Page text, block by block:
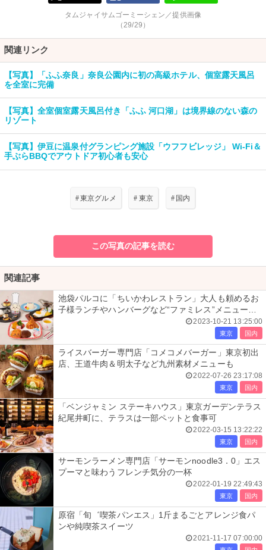
タムジャイサムゴーミーシェン／提供画像
（29/29）
関連リンク
【写真】「ふふ奈良」奈良公園内に初の高級ホテル、個室露天風呂
を全室に完備
【写真】全室個室露天風呂付き「ふふ 河口湖」は境界線のない森の
リゾート
【写真】伊豆に温泉付グランピング施設「ウフフビレッジ」 Wi-Fi＆
手ぶらBBQでアウトドア初心者も安心
#東京グルメ # 東京 # 国内
この写真の記事を読む
関連記事
池袋パルコに「ちいかわレストラン」大人も頼めるお
子様ランチやハンバーグなど“ファミレス”メニュー充
2023-10-21 13:25:00
東京 国内
ライスバーガー専門店「コメコメバーガー」東京初出
店、王道牛肉＆明太子など九州素材メニューも
2022-07-26 23:17:08
東京 国内
「ベンジャミン ステーキハウス」東京ガーデンテラス
紀尾井町に、テラスは一部ペットと食事可
2022-03-15 13:22:22
東京 国内
サーモンラーメン専門店「サーモンnoodle3．0」エス
プーマと味わうフレンチ気分の一杯
2022-01-19 22:49:43
東京 国内
原宿「旬゛喫茶パンエス」1斤まるごとアレンジ食パ
ンや純喫茶スイーツ
2021-11-17 07:00:00